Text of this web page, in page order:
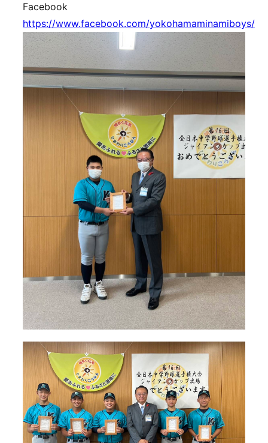
Facebook
https://www.facebook.com/yokohamaminamiboys/